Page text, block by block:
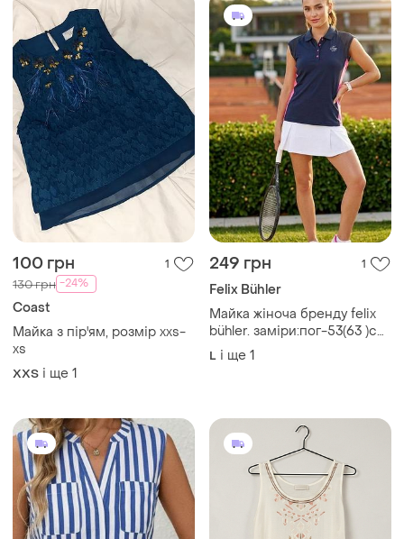
100 грн 1
130 грн -24%
Coast
Майка з пір'ям, розмір xxs-
xs
XХS і ще 1
249 грн 1
Felix Bühler
Майка жіноча бренду felix
bühler. заміри:пог-53(63 )см,
довжина виробу -66 см
L і ще 1